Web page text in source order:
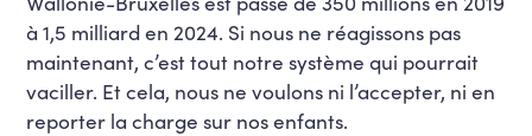
à 1,5 milliard en 2024. Si nous ne réagissons pas
maintenant, c’est tout notre système qui pourrait
vaciller. Et cela, nous ne voulons ni l’accepter, ni en
reporter la charge sur nos enfants.